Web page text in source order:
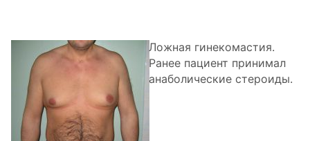
Ложная гинекомастия.
Ранее пациент принимал
анаболические стероиды.